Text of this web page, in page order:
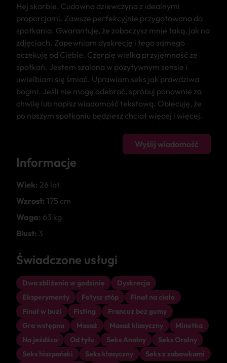
Hej skarbie. Cudowna dziewczyna z idealnymi
proporcjami. Zawsze perfekcyjnie przygotowana do
spotkania. Gwarantuję, że zobaczysz mnie taką, jak na
zdjęciach. Zapewniam dyskrecję i tego samego
oczekuję od Ciebie. Czerpię wielką przyjemność ze
spotkań. Jestem szalona w pozytywnym sensie i
uwielbiam się śmiać. Uprawiam seks jak prawdziwa
bogini. Jeśli nie mogę odebrać, spróbuj ponownie za
chwilę lub napisz wiadomość tekstową. Obiecuję, że
po naszym spotkaniu będziesz chciał więcej i więcej.
Wyślij wiadomość
Informacje
Wiek: 26 lat
Wzrost: 175 cm
Waga: 63 kg
Biust: 3
Świadczone usługi
Dwa zbliżenia w godzinie
Dyskrecja
Eksperymenty
Fetysz stóp
Finał na ciało
Finał w buzi
Fisting
Francuz bez gumy
Gra wstępna
Masaż Masaż klasyczny
Minetka
Na jeźdźca
Od tyłu Seks Analny
Seks Oralny
Seks hiszpański
Seks klasyczny
Seks z zabawkami